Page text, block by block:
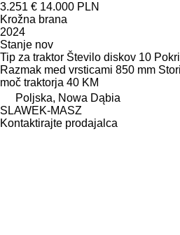
3.251 € 14.000 PLN
Krožna brana
2024
Stanje nov
Tip za traktor Število diskov 10
Razmak med vrsticami 850 mm
moč traktorja 40 KM
Poljska, Nowa Dąbia
SLAWEK-MASZ
Kontaktirajte prodajalca